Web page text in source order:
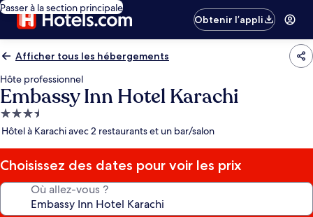
Passer à la section principale
Obtenir l’appli
Afficher tous les hébergements
Hôte professionnel
Embassy Inn Hotel Karachi
Hébergement
3.5 étoiles
Hôtel à Karachi avec 2 restaurants et un bar/salon
Choisissez des dates pour voir les prix
Où allez-vous ?